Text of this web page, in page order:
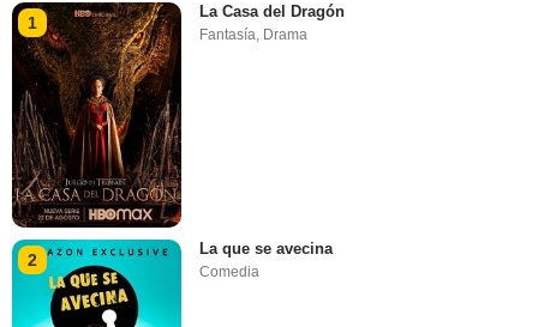
1
La Casa del Dragón
Fantasía, Drama
2
La que se avecina
Comedia